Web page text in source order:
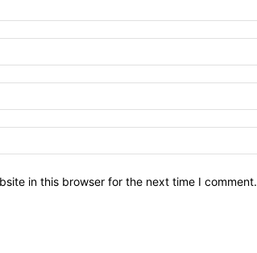
in this browser for the next time I comment.